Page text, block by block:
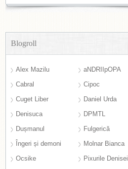
Blogroll
Alex Mazilu
aNDRIIpOPA
Cabral
Cipoc
Cuget Liber
Daniel Urda
Denisuca
DPMTL
Dușmanul
Fulgerică
Îngeri și demoni
Molnar Bianca
Ocsike
Pixurile Denisei